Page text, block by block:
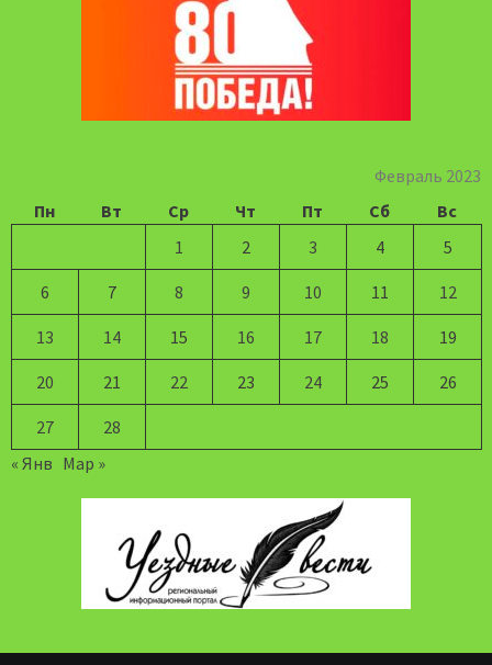
Февраль 2023
Пн
Вт Ср Чт Пт Сб
Вс
1
2 3 4 5
6 7 8 9 10 11 12
13 14 15 16 17 18 19
20 21 22 23 24 25 26
27
28
« Янв Мар »